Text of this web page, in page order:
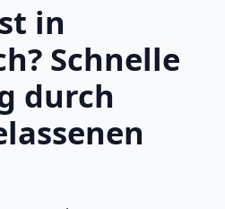
in
Schnelle
durch